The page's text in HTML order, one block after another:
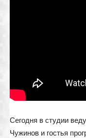
Сегодня в студии
Чужинов и гостья